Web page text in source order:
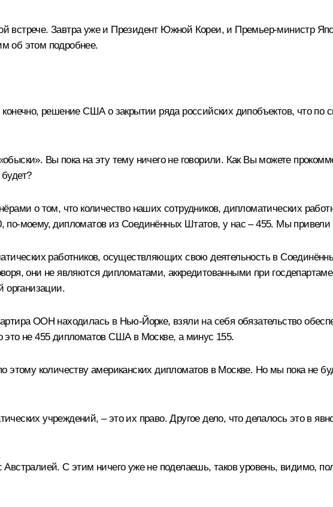
встрече. Завтра уже и Президент Южной Кореи, и Премьер-министр
об этом подробнее.
решение США о закрытии ряда российских дипобъектов, что по
Вы пока на эту тему ничего не говорили. Как Вы можете
о том, что количество наших сотрудников, дипломатических
моему, дипломатов из Соединённых Штатов, у нас – 455. Мы привели
работников, осуществляющих свою деятельность в
они не являются дипломатами, аккредитованными при
ООН находилась в Нью-Йорке, взяли на себя обязательство
это не 455 дипломатов США в Москве, а минус 155.
этому количеству американских дипломатов в Москве. Но мы пока не
учреждений, – это их право. Другое дело, что делалось это в
С этим ничего уже не поделаешь, таков уровень, видимо,